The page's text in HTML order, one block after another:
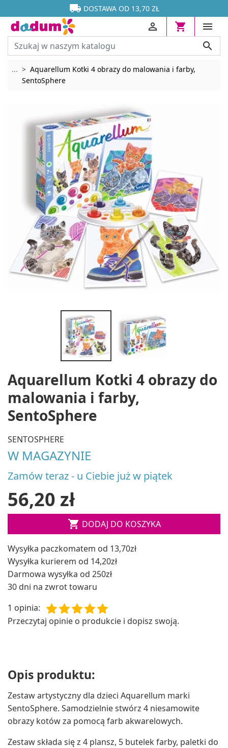

 DOSTAWA OD 13,70 ZŁ






... Rozwiń breadcrumbs
Aquarellum Kotki 4 obrazy do malowania i farby,
SentoSphere
Aquarellum Kotki 4 obrazy do
malowania i farby,
SentoSphere
SENTOSPHERE
W MAGAZYNIE
Zamów teraz - u Ciebie już w piątek
56,20 zł
 DODAJ DO KOSZYKA
Wysyłka paczkomatem od 13,70zł
Wysyłka kurierem od 14,20zł
Darmowa wysyłka od 250zł
30 dni na zwrot towaru
1 opinia:
Przeczytaj opinie o produkcie i dopisz swoją.
Opis produktu:
Zestaw artystyczny dla dzieci Aquarellum marki
SentoSphere. Samodzielnie stwórz 4 niesamowite
obrazy kotów za pomocą farb akwarelowych.
Zestaw składa się z 4 plansz, 5 butelek farby, paletki do